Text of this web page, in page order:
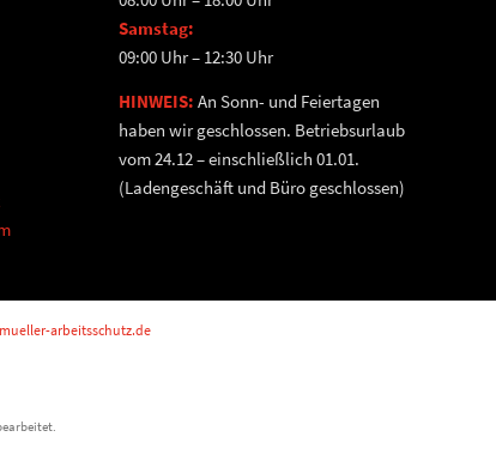
Samstag:
09:00 Uhr – 12:30 Uhr
HINWEIS: An Sonn- und Feiertagen
haben wir geschlossen. Betriebsurlaub
vom 24.12 – einschließlich 01.01.
(Ladengeschäft und Büro geschlossen)
arbeitsschutz.de